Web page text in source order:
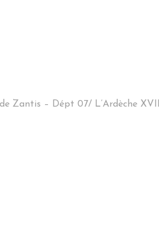
Zantis – Dépt 07/ L’Ardèche XVIII